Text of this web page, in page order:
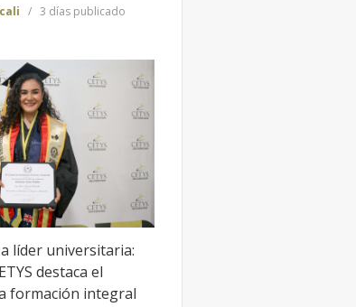
3 días publicado
líder universitaria:
destaca el
formación integral